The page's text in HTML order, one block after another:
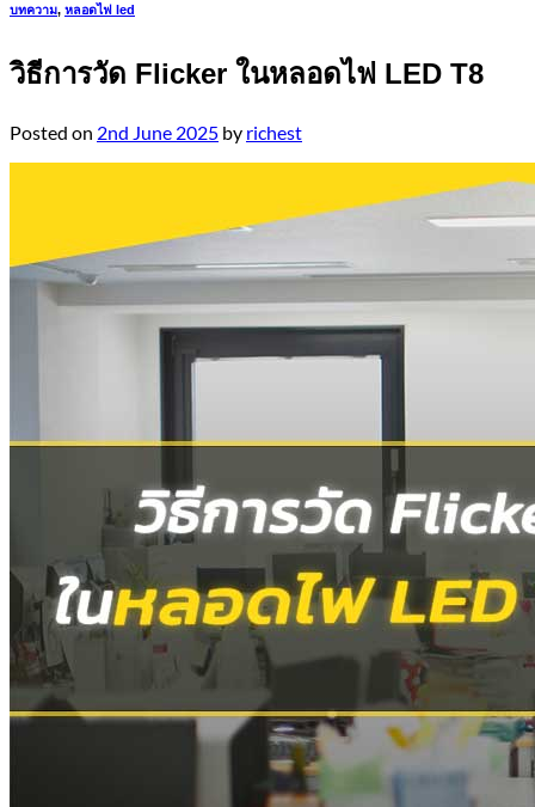
บทความ, หลอดไฟ led
วิธีการวัด Flicker ในหลอดไฟ LED T8
Posted on 2nd June 2025 by richest